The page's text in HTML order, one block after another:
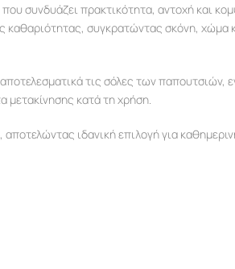
συνδυάζει πρακτικότητα, αντοχή και
καθαριότητας, συγκρατώντας σκόνη, χώμα
τις σόλες των παπουτσιών,
κατά τη χρήση.
ιδανική επιλογή για